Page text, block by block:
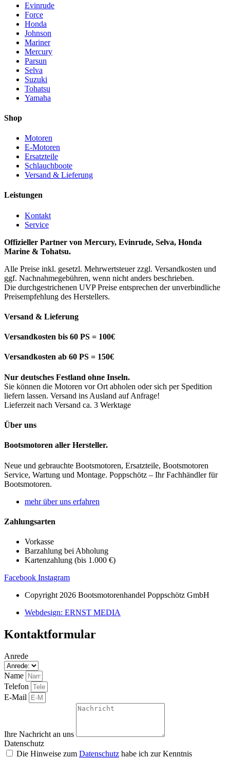
Evinrude
Force
Honda
Johnson
Mariner
Mercury
Parsun
Selva
Suzuki
Tohatsu
Yamaha
Shop
Motoren
E-Motoren
Ersatzteile
Schlauchboote
Versand & Lieferung
Leistungen
Kontakt
Service
Offizieller Partner von Mercury, Evinrude, Selva, Honda
Marine & Tohatsu.
Alle Preise inkl. gesetzl. Mehrwertsteuer zzgl. Versandkosten und
ggf. Nachnahmegebühren, wenn nicht anders beschrieben.
Die durchgestrichenen UVP Preise entsprechen der unverbindliche
Preisempfehlung des Herstellers.
Versand & Lieferung
Versandkosten bis 60 PS = 100€
Versandkosten ab 60 PS = 150€
Nur deutsches Festland ohne Inseln.
Sie können die Motoren vor Ort abholen oder sich per Spedition
liefern lassen. Versand ins Ausland auf Anfrage!
Lieferzeit nach Versand ca. 3 Werktage
Über uns
Bootsmotoren aller Hersteller.
Neue und gebrauchte Bootsmotoren, Ersatzteile, Bootsmotoren
Service, Wartung und Montage. Poppschötz – Ihr Fachhändler für
Bootsmotoren.
mehr über uns erfahren
Zahlungsarten
Vorkasse
Barzahlung bei Abholung
Kartenzahlung (bis 1.000 €)
Facebook Instagram
Copyright 2026 Bootsmotorenhandel Poppschötz GmbH
Webdesign: ERNST MEDIA
Kontaktformular
Anrede
Name
Telefon
E-Mail
Ihre Nachricht an uns
Datenschutz
Die Hinweise zum Datenschutz habe ich zur Kenntnis